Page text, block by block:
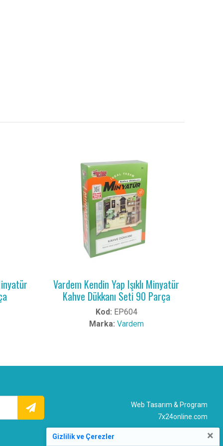
Vardem Kendin Yap Işıklı Minyatür
Kahve Dükkanı Seti 90 Parça
Kod: EP604
Marka: Vardem
Web Tasarım & Program
7x24online.com
Gizlilik ve Çerezler ×